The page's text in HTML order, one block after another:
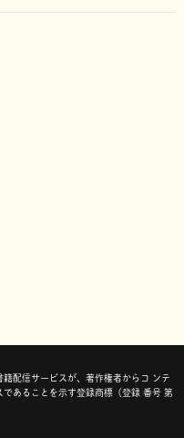
配信サービスが、著作権者からコ ンテ
あることを示す登録商標（登録 番号 第